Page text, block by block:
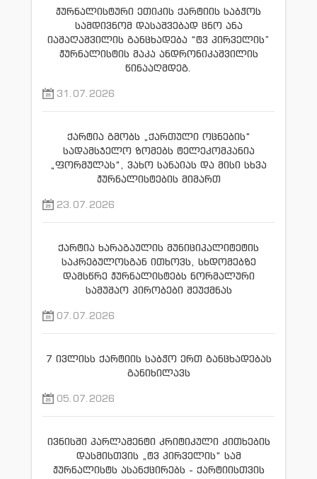
ჟურნალისტური ეთიკის ქარტიის საბჭოს
სამდივნომ დასაშვებად ცნო ანა
იაშაღაშვილის განცხადება “ტვ პირველის”
ჟურნალისტის მაკა ანდრონიკაშვილის
წინააღმდეგ.
31.07.2026
ქარტია გმობს „ქართული ოცნების“
სადამსჯელო ზომებს ტელეკომპანია
„ფორმულას“, ვახო სანაიას და მისი სხვა
ჟურნალისტების მიმართ
23.07.2026
ქარტია ხარაგაულის მუნიციპალიტეტის
საკრებულოსგან ითხოვს, სხდომებზე
დამსწრე ჟურნალისტებს ნორმალური
სამუშაო პირობები შეუქმნას
07.07.2026
7 ივლისს ქარტიის საბჭო ერთ განცხადებას
განიხილავს
05.07.2026
ივნისში პარლამენტი კრიტიკული კითხების
დასმისთვის „ტვ პირველის“ სამ
ჟურნალისტს ასანქცირებს - ქარტიისთვის